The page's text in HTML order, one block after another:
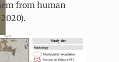
from human